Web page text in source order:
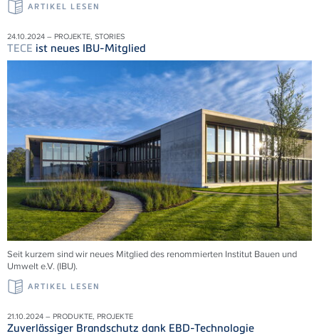
ARTIKEL LESEN
24.10.2024 – PROJEKTE, STORIES
TECE ist neues IBU-Mitglied
Seit kurzem sind wir neues Mitglied des renommierten Institut Bauen und
Umwelt e.V. (IBU).
ARTIKEL LESEN
21.10.2024 – PRODUKTE, PROJEKTE
Zuverlässiger Brandschutz dank EBD-Technologie